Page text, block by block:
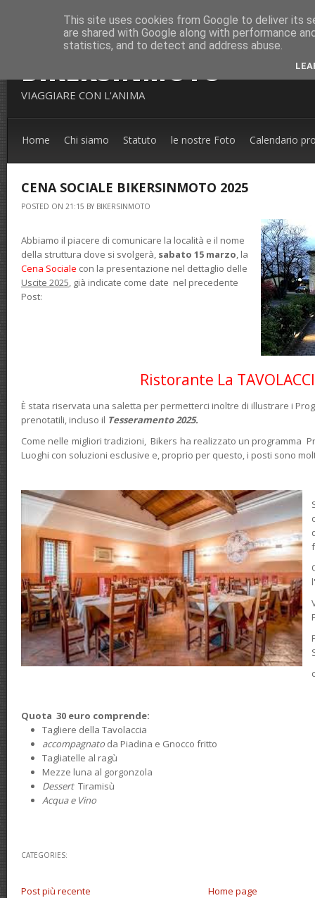
BIKERSINMOTO
VIAGGIARE CON L'ANIMA
Home Chi siamo Statuto le nostre Foto Calendario
CENA SOCIALE BIKERSINMOTO 2025
POSTED ON 21:15 BY BIKERSINMOTO
Abbiamo il piacere di comunicare la località e il nome
della struttura dove si svolgerà, sabato 15 marzo, la
Cena Sociale con la presentazione nel dettaglio delle
Uscite 2025, già indicate come date nel precedente
Post:
Ristorante La
È stata riservata una saletta per permetterci inoltre di illustrare i
prenotatili, incluso il Tesseramento 2025.
Come nelle migliori tradizioni, Bikers ha realizzato un programma
Luoghi con soluzioni esclusive e, proprio per questo, i posti sono
Quota 30 euro comprende:
Tagliere della Tavolaccia
accompagnato da Piadina e Gnocco fritto
Tagliatelle al ragù
Mezze luna al gorgonzola
Dessert Tiramisù
Acqua e Vino
CATEGORIES:
Post più recente Home page
This site uses cookies from Google to deliver its
are shared with Google along with performance
statistics, and to detect and address abuse.